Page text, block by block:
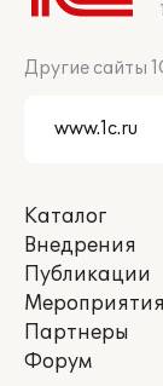
Другие сайты
Каталог
Внедрения
Публикации
Мероприятия
Партнеры
Форум